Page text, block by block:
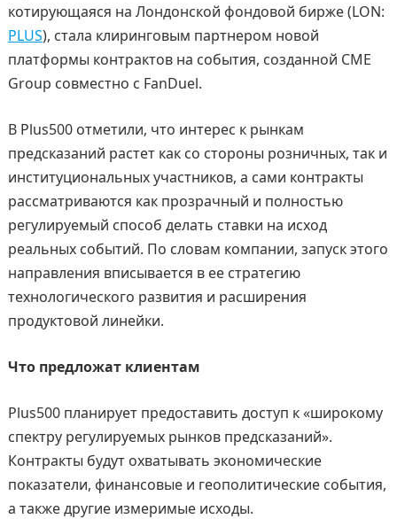
котирующаяся на Лондонской фондовой бирже (LON:
PLUS), стала клиринговым партнером новой
платформы контрактов на события, созданной CME
Group совместно с FanDuel.
В Plus500 отметили, что интерес к рынкам
предсказаний растет как со стороны розничных, так и
институциональных участников, а сами контракты
рассматриваются как прозрачный и полностью
регулируемый способ делать ставки на исход
реальных событий. По словам компании, запуск этого
направления вписывается в ее стратегию
технологического развития и расширения
продуктовой линейки.
Что предложат клиентам
Plus500 планирует предоставить доступ к «широкому
спектру регулируемых рынков предсказаний».
Контракты будут охватывать экономические
показатели, финансовые и геополитические события,
а также другие измеримые исходы.